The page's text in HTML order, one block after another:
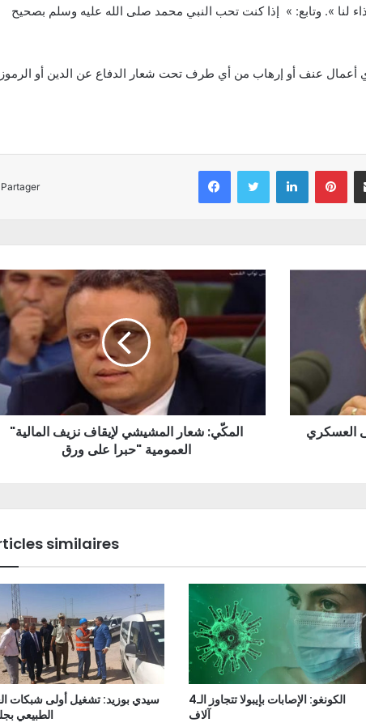
لنا ». وتابع: » إذا كنت تحب النبي محمد صلى الله عليه وسلم بصحيح
عنف أو إرهاب من أي طرف تحت شعار الدفاع عن الدين أو الرموز
Partager
Facebook Twitter Linkedin Pinterest
"المكّي: شعار المشيشي لإيقاف نزيف المالية
العمومية "حبرا على ورق
العسكري
similaires
سيدي بوزيد: تشغيل أولى شبكات
الطبيعي
الكونغو: الإصابات بإيبولا تتجاوز الـ4
آلاف